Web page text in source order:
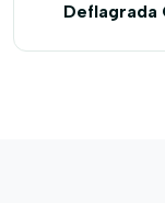
Deflagrada